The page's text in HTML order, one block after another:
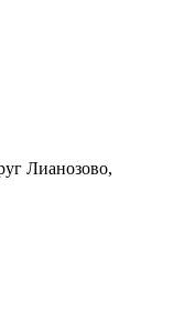
Лианозово,